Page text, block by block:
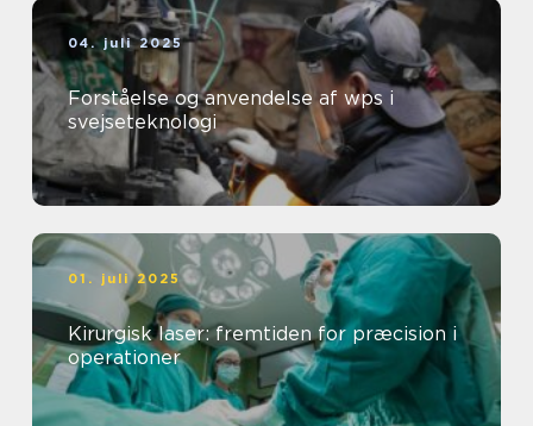
04. juli 2025
Forståelse og anvendelse af wps i
svejseteknologi
01. juli 2025
Kirurgisk laser: fremtiden for præcision i
operationer